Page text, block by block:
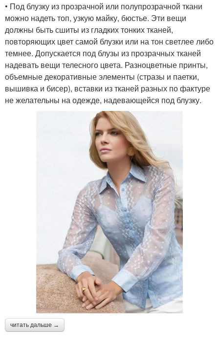
• Под блузку из прозрачной или полупрозрачной ткани
можно надеть топ, узкую майку, бюстье. Эти вещи
должны быть сшиты из гладких тонких тканей,
повторяющих цвет самой блузки или на тон светлее либо
темнее. Допускается под блузы из прозрачных тканей
надевать вещи телесного цвета. Разноцветные принты,
объемные декоративные элементы (стразы и паетки,
вышивка и бисер), вставки из тканей разных по фактуре
не желательны на одежде, надевающейся под блузку.
читать дальше →